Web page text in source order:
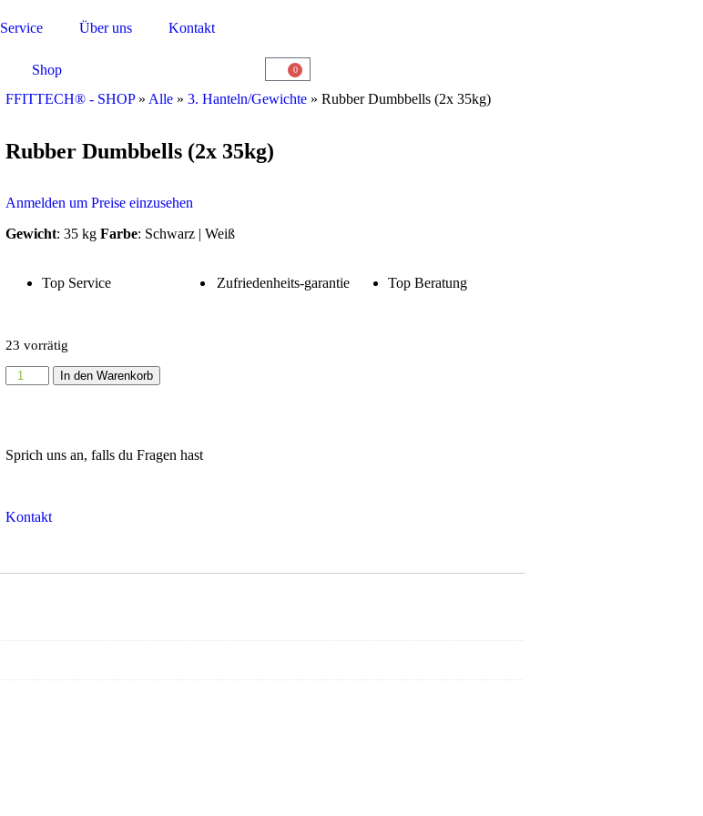
Service Über uns Kontakt
Shop 0
FFITTECH® - SHOP» Alle » 3. Hanteln/Gewichte » Rubber Dumbbells (2x 35kg)
Rubber Dumbbells (2x 35kg)
Anmelden um Preise einzusehen
Gewicht: 35 kg Farbe: Schwarz | Weiß
Top Service Zufriedenheits-garantie Top Beratung
23 vorrätig
In den Warenkorb
Sprich uns an, falls du Fragen hast
Kontakt